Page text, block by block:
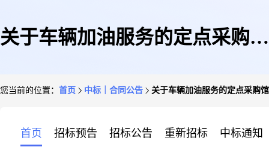
关于车辆加油服务的定点采购馆
您当前的位置： 首页 中标｜合同公告 关于车辆加油服务的定点采购
首页 招标预告 招标公告 重新招标 中标通知